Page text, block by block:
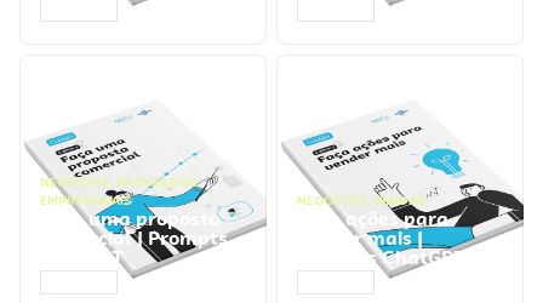
NEGÓCIOS, PROCESSOS
EMPRESARIAIS
Faça uma proposta
comercial | Prompts
ChatGPT
NEGÓCIOS, VENDAS
Faça ações para
vender mais |
Prompts ChatGPT